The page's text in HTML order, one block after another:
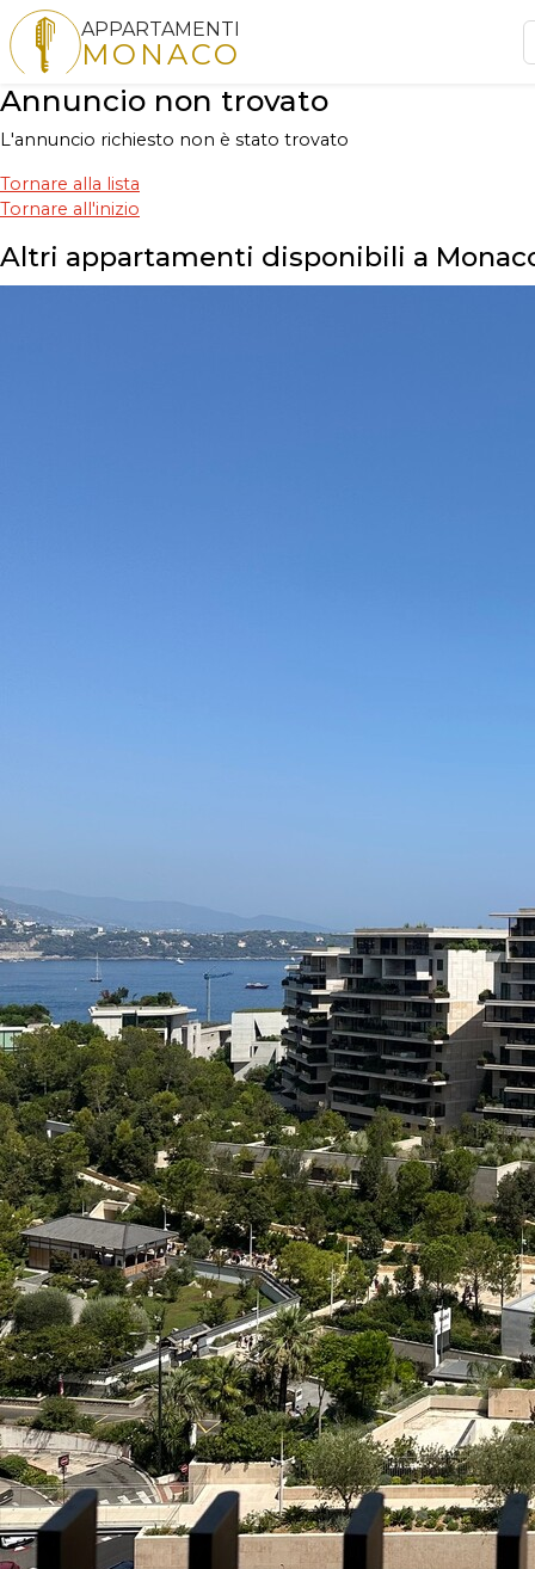
APPARTAMENTI
MONACO
Annuncio non trovato
L'annuncio richiesto non è stato trovato
Tornare alla lista
Tornare all'inizio
Altri appartamenti disponibili a